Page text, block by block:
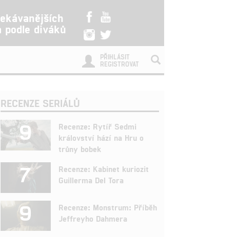
diváků
PŘIHLÁSIT
REGISTROVAT
RECENZE SERIÁLŮ
9
Recenze: Rytíř Sedmi
království hází na Hru o
trůny bobek
7
Recenze: Kabinet kuriozit
Guillerma Del Tora
9
Recenze: Monstrum: Příběh
Jeffreyho Dahmera